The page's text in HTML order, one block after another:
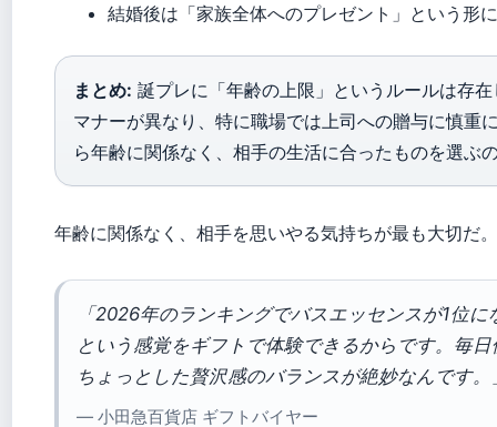
結婚後は「家族全体へのプレゼント」という形
まとめ: 誕プレに「年齢の上限」というルールは存
マナーが異なり、特に職場では上司への贈与に慎重
ら年齢に関係なく、相手の生活に合ったものを選ぶ
年齢に関係なく、相手を思いやる気持ちが最も大切だ。
「2026年のランキングでバスエッセンスが1位
という感覚をギフトで体験できるからです。毎
ちょっとした贅沢感のバランスが絶妙なんです。
— 小田急百貨店 ギフトバイヤー